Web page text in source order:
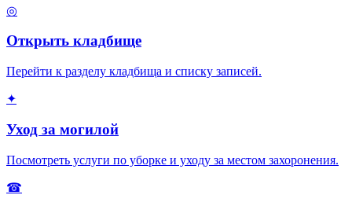
◎
Открыть кладбище
Перейти к разделу кладбища и списку записей.
✦
Уход за могилой
Посмотреть услуги по уборке и уходу за местом захоронения.
☎